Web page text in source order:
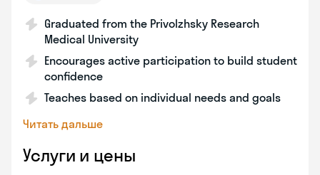
Graduated from the Privolzhsky Research
Medical University
Encourages active participation to build student
confidence
Teaches based on individual needs and goals
Читать дальше
Услуги и цены